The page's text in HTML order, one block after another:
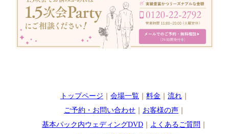
トップページ ｜ 会場一覧｜ 料金 ｜ 流れ｜
ご予約・お問い合わせ｜ お客様の声｜
基本パック内ウェディングDVD｜ よくあるご質問 ｜